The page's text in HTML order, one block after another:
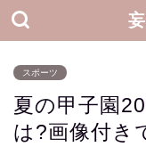
スポーツ
夏の甲子園
は?画像付き